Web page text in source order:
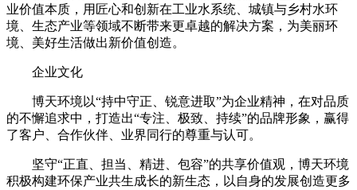
业价值本质，用匠心和创新在工业水系统、城镇与乡村水环
境、生态产业等领域不断带来更卓越的解决方案，为美丽环
境、美好生活做出新价值创造。
企业文化
博天环境以“持中守正、锐意进取”为企业精神，在对品质
的不懈追求中，打造出“专注、极致、持续”的品牌形象，赢得
了客户、合作伙伴、业界同行的尊重与认可。
坚守“正直、担当、精进、包容”的共享价值观，博天环境
积极构建环保产业共生成长的新生态，以自身的发展创造更多